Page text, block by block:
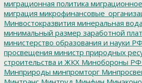
миграционная политика
миграция
Минвостокразвития минеральная вода
минимальный размер заработной
министерство образования и науки РФ
просвещения министр природных
строительства и ЖКХ Минобороны РФ
Минприроды минпромторг